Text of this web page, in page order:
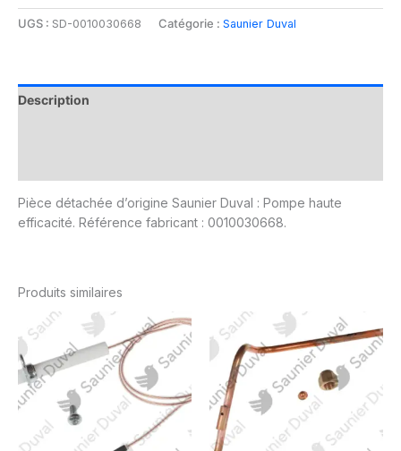
UGS : SD-0010030668 Catégorie : Saunier Duval
Description
Pièce détachée d’origine Saunier Duval : Pompe haute
efficacité. Référence fabricant : 0010030668.
Produits similaires